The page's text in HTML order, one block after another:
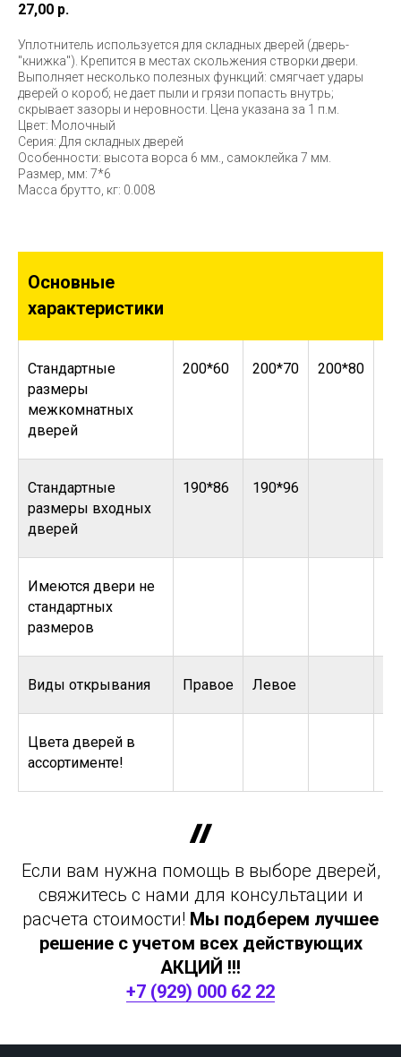
27,00 р.
Уплотнитель используется для складных дверей (дверь-
"книжка"). Крепится в местах скольжения створки двери.
Выполняет несколько полезных функций: смягчает удары
дверей о короб; не дает пыли и грязи попасть внутрь;
скрывает зазоры и неровности. Цена указана за 1 п.м.
Цвет: Молочный
Серия: Для складных дверей
Особенности: высота ворса 6 мм., самоклейка 7 мм.
Размер, мм: 7*6
Масса брутто, кг: 0.008
Основные
характеристики
Стандартные
размеры
межкомнатных
дверей
200*60 200*70 200*80
Стандартные
размеры входных
дверей
190*86 190*96
Имеются двери не
стандартных
размеров
Виды открывания Правое Левое
Цвета дверей в
ассортименте!
Если вам нужна помощь в выборе дверей,
свяжитесь с нами для консультации и
расчета стоимости! Мы подберем лучшее
решение с учетом всех действующих
АКЦИЙ !!!
+7 (929) 000 62 22